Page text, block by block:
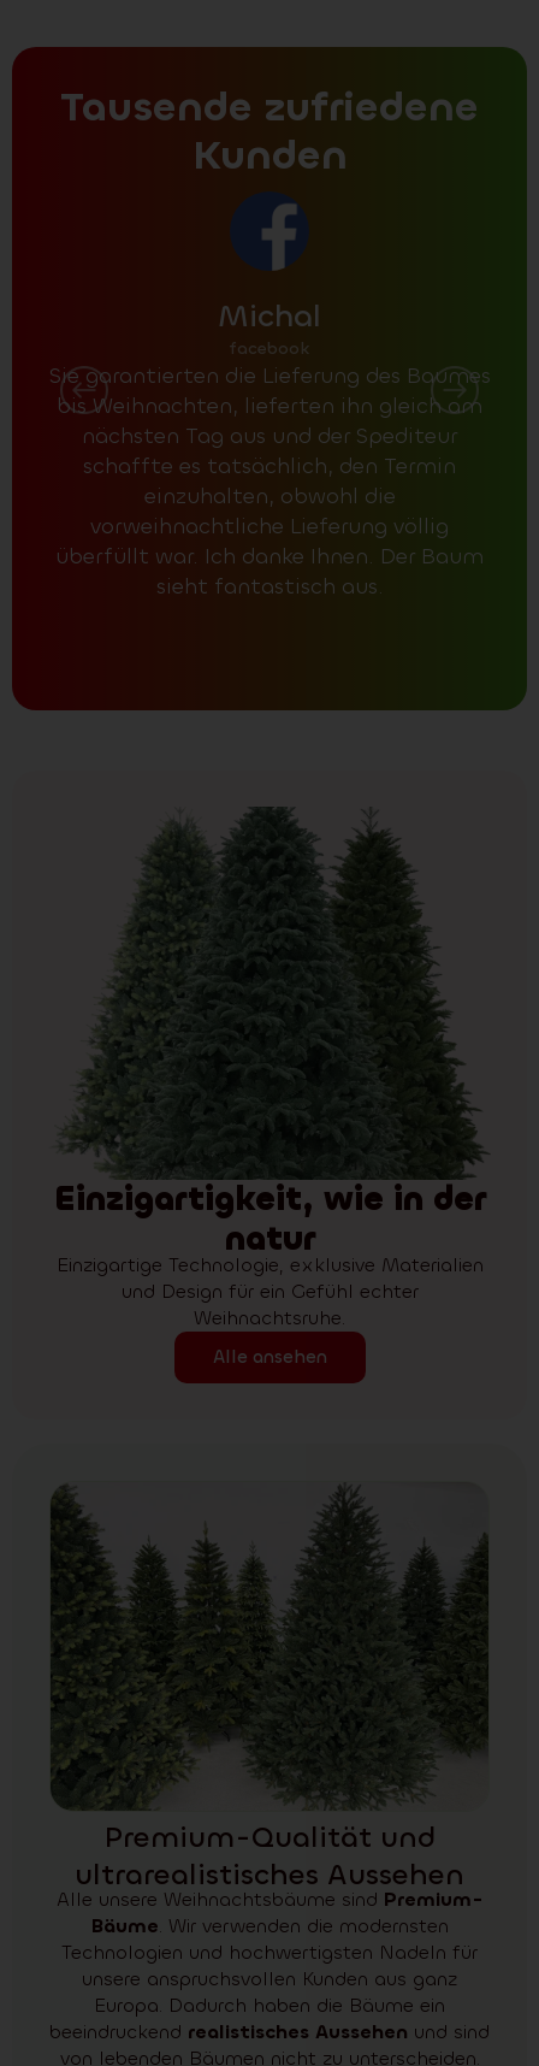
Tausende zufriedene
Kunden
Michal
facebook
Sie garantierten die Lieferung des Baumes
bis Weihnachten, lieferten ihn gleich am
nächsten Tag aus und der Spediteur
schaffte es tatsächlich, den Termin
einzuhalten, obwohl die
vorweihnachtliche Lieferung völlig
überfüllt war. Ich danke Ihnen. Der Baum
sieht fantastisch aus.
Einzigartigkeit, wie in der
natur
Einzigartige Technologie, exklusive Materialien
und Design für ein Gefühl echter
Weihnachtsruhe.
Alle ansehen
Premium-Qualität und
ultrarealistisches Aussehen
Alle unsere Weihnachtsbäume sind Premium-
Bäume. Wir verwenden die modernsten
Technologien und hochwertigsten Nadeln für
unsere anspruchsvollen Kunden aus ganz
Europa. Dadurch haben die Bäume ein
beeindruckend realistisches Aussehen und sind
von lebenden Bäumen nicht zu unterscheiden.